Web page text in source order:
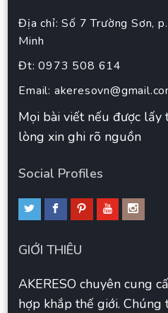
Địa chỉ: Số 7 Trường Sơn,
Minh
Đt: 0973 508 614
Email:
Mọi bài viết nếu được lấy
lòng xin ghi rõ nguồn
Social Profiles
GIỚI THIÊU
AKERESO chuyên cung
hợp khắp thế giới.